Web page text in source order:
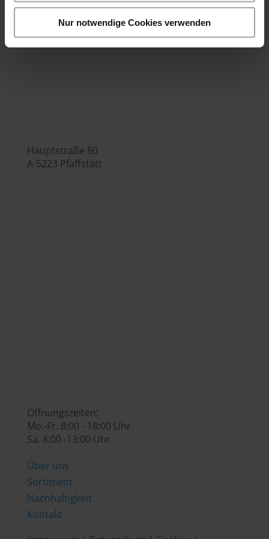
Nur notwendige Cookies verwenden
Bürozeiten:
Mo.-Fr. 7:00 - 16:00 Uhr
Hauptstraße 80
A-5223 Pfaffstätt
Öffnungszeiten:
Mo.-Fr. 8:00 - 18:00 Uhr
Sa. 8:00 -13:00 Uhr
Über uns
Sortiment
Nachhaltigkeit
Kontakt